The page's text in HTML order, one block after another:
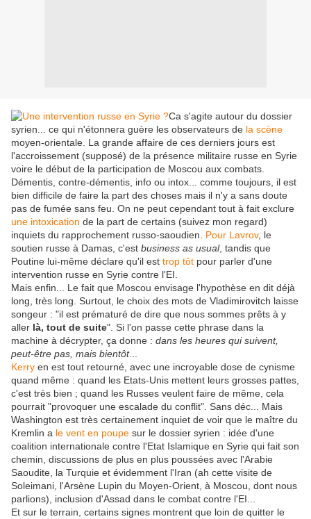
Ca s'agite autour du dossier
syrien... ce qui n'étonnera guère les observateurs de la scène
moyen-orientale. La grande affaire de ces derniers jours est
l'accroissement (supposé) de la présence militaire russe en Syrie
voire le début de la participation de Moscou aux combats.
Démentis, contre-démentis, info ou intox... comme toujours, il est
bien difficile de faire la part des choses mais il n'y a sans doute
pas de fumée sans feu. On ne peut cependant tout à fait exclure
une intoxication de la part de certains (suivez mon regard)
inquiets du rapprochement russo-saoudien. Pour Lavrov, le
soutien russe à Damas, c'est business as usual, tandis que
Poutine lui-même déclare qu'il est trop tôt pour parler d'une
intervention russe en Syrie contre l'EI.
Mais enfin... Le fait que Moscou envisage l'hypothèse en dit déjà
long, très long. Surtout, le choix des mots de Vladimirovitch laisse
songeur : "il est prématuré de dire que nous sommes prêts à y
aller là, tout de suite". Si l'on passe cette phrase dans la
machine à décrypter, ça donne : dans les heures qui suivent,
peut-être pas, mais bientôt...
Kerry en est tout retourné, avec une incroyable dose de cynisme
quand même : quand les Etats-Unis mettent leurs grosses pattes,
c'est très bien ; quand les Russes veulent faire de même, cela
pourrait "provoquer une escalade du conflit". Sans déc... Mais
Washington est très certainement inquiet de voir que le maître du
Kremlin a le vent en poupe sur le dossier syrien : idée d'une
coalition internationale contre l'Etat Islamique en Syrie qui fait son
chemin, discussions de plus en plus poussées avec l'Arabie
Saoudite, la Turquie et évidemment l'Iran (ah cette visite de
Soleimani, l'Arsène Lupin du Moyen-Orient, à Moscou, dont nous
parlions), inclusion d'Assad dans le combat contre l'EI...
Et sur le terrain, certains signes montrent que loin de quitter le